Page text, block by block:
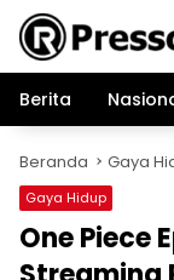
Langsung
konten
Berita
Beranda Gaya
Gaya Hidup
One Piece